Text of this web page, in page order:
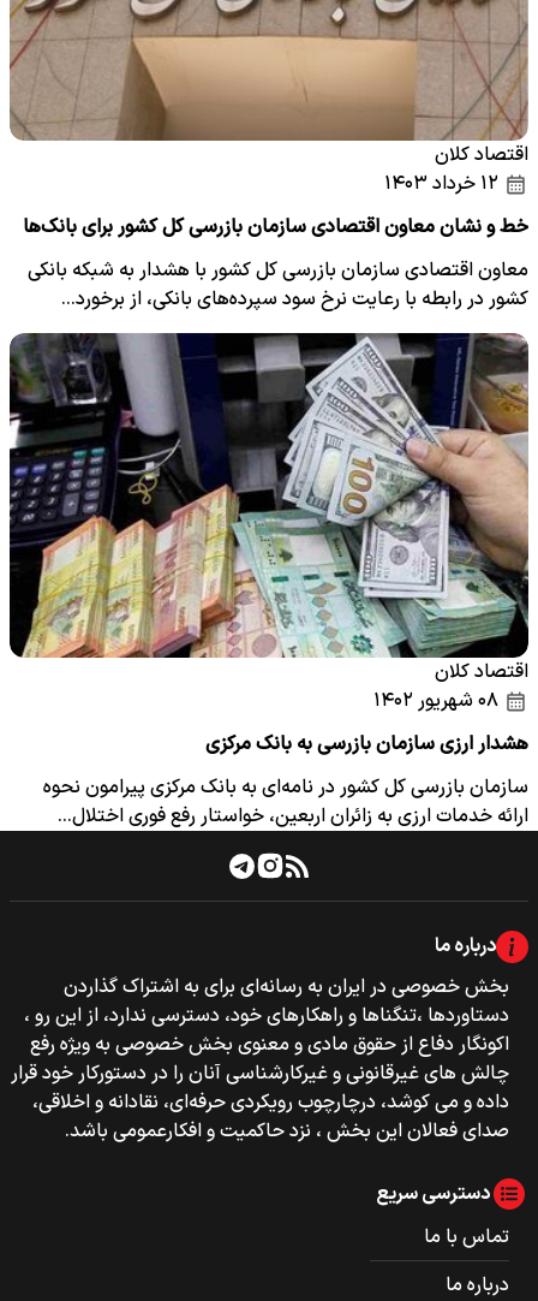
اقتصاد کلان
خط و نشان معاون اقتصادی سازمان بازرسی کل کشور برای بانک‌ها
معاون اقتصادی سازمان بازرسی کل کشور با هشدار به شبکه بانکی
کشور در رابطه با رعایت نرخ سود سپرده‌های بانکی، از برخورد…
اقتصاد کلان
هشدار ارزی سازمان بازرسی به بانک مرکزی
سازمان بازرسی کل کشور در نامه‌ای به بانک مرکزی پیرامون نحوه
ارائه خدمات ارزی به زائران اربعین، خواستار رفع فوری اختلال…
درباره ما
بخش خصوصی‌‌ در ایران به رسانه‌ای برای به اشتراک گذاردن
دستاوردها ،تنگناها و راهکارهای خود، دسترسی ندارد، از این رو ،
اکونگار دفاع از حقوق مادی و معنوی بخش خصوصی به ویژه رفع
چالش های غیرقانونی و غیرکارشناسی آنان را در دستورکار خود قرار
داده و می کوشد، درچارچوب رویکردی حرفه‌ای، نقادانه و اخلاقی،
صدای فعالان این بخش ، نزد حاکمیت و افکارعمومی باشد.
دسترسی سریع
تماس با ما
درباره ما